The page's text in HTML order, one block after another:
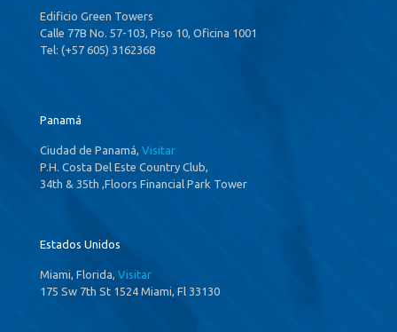
Edificio Green Towers
Calle 77B No. 57-103, Piso 10, Oficina 1001
Tel: (+57 605) 3162368
Panamá
Ciudad de Panamá, Visitar
P.H. Costa Del Este Country Club,
34th & 35th ,Floors Financial Park Tower
Estados Unidos
Miami, Florida, Visitar
175 Sw 7th St 1524 Miami, Fl 33130